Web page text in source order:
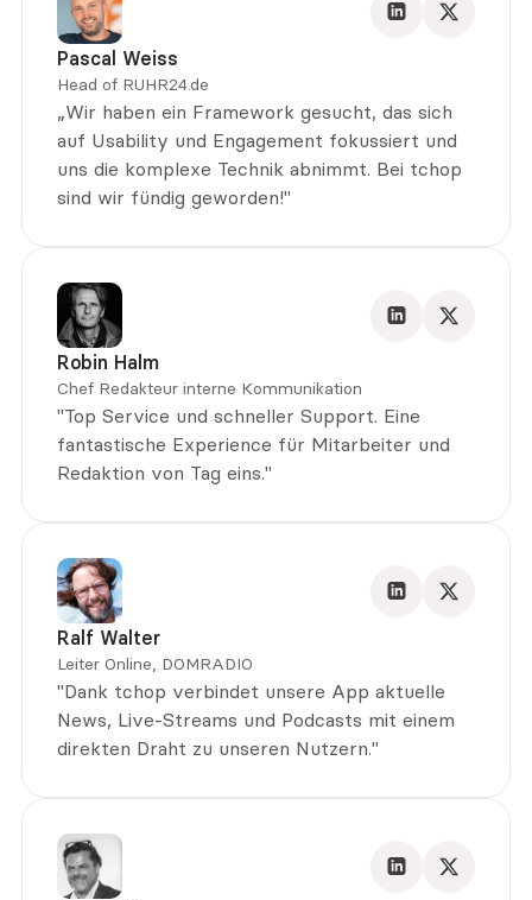
Pascal Weiss
Head of RUHR24.de
„Wir haben ein Framework gesucht, das sich
auf Usability und Engagement fokussiert und
uns die komplexe Technik abnimmt. Bei tchop
sind wir fündig geworden!"
Robin Halm
Chef Redakteur interne Kommunikation
"Top Service und schneller Support. Eine
fantastische Experience für Mitarbeiter und
Redaktion von Tag eins."
Ralf Walter
Leiter Online, DOMRADIO
"Dank tchop verbindet unsere App aktuelle
News, Live-Streams und Podcasts mit einem
direkten Draht zu unseren Nutzern."